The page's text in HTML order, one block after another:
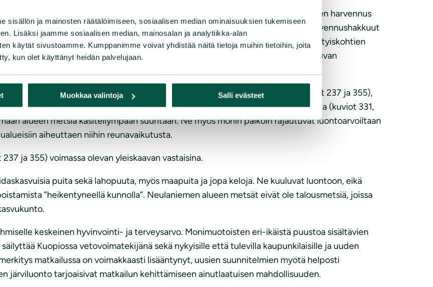
sisällön ja mainosten räätälöimiseen, sosiaalisen median ominaisuuksien tukemiseen
Lisäksi jaamme sosiaalisen median, mainosalan ja analytiikka-alan
käytät sivustoamme. Kumppanimme voivat yhdistää näitä tietoja muihin tietoihin, joita
kun olet käyttänyt heidän palvelujaan.
Muokkaa valintoja Salli evästeet
ilmoitettu 87,4 hehtaaria. Rakennettavien ja ”valmennettavien” alueiden harvennus
suuri osa harvennushakkuista sijoittuu kaavaan merkityille virkistysalueille. Harvennushakkuut
säilyminen. Ne yksipuolistavat metsäluontoa, pienipiirteisyys ja yksityiskohtien
puustoa ja valmentaa metsää avohakkuisiin. Jatkossa hoito esimerkiksi jatkuvan
(lohkolla 2 ja 3) on tarkoitus kohdistaa avohakkuita maanmuokkauksineen (kuviot 237 ja 355),
255, 255.1, 330), poimintahakkuita (kuviot 318, 369, 373) ja pienaukkohakkuita (kuviot 331,
alueen metsiä käsitellympään suuntaan. Ne myös monin paikoin rajautuvat luontoarvoiltaan
aiheuttaen niihin reunavaikutusta.
ja 355) voimassa olevan yleiskaavan vastaisina.
puita sekä lahopuuta, myös maapuita ja jopa keloja. Ne kuuluvat luontoon, eikä
”heikentyneellä kunnolla”. Neulaniemen alueen metsät eivät ole talousmetsiä, joissa
keskeinen hyvinvointi- ja terveysarvo. Monimuotoisten eri-ikäistä puustoa sisältävien
Kuopiossa vetovoimatekijänä sekä nykyisille että tulevilla kaupunkilaisille ja uuden
matkailussa on voimakkaasti lisääntynyt, uusien suunnitelmien myötä helposti
järviluonto tarjoaisivat matkailun kehittämiseen ainutlaatuisen mahdollisuuden.